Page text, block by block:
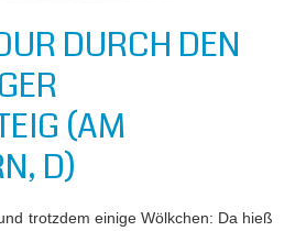
DURCH DEN
(AM
D)
trotzdem einige Wölkchen: Da hieß